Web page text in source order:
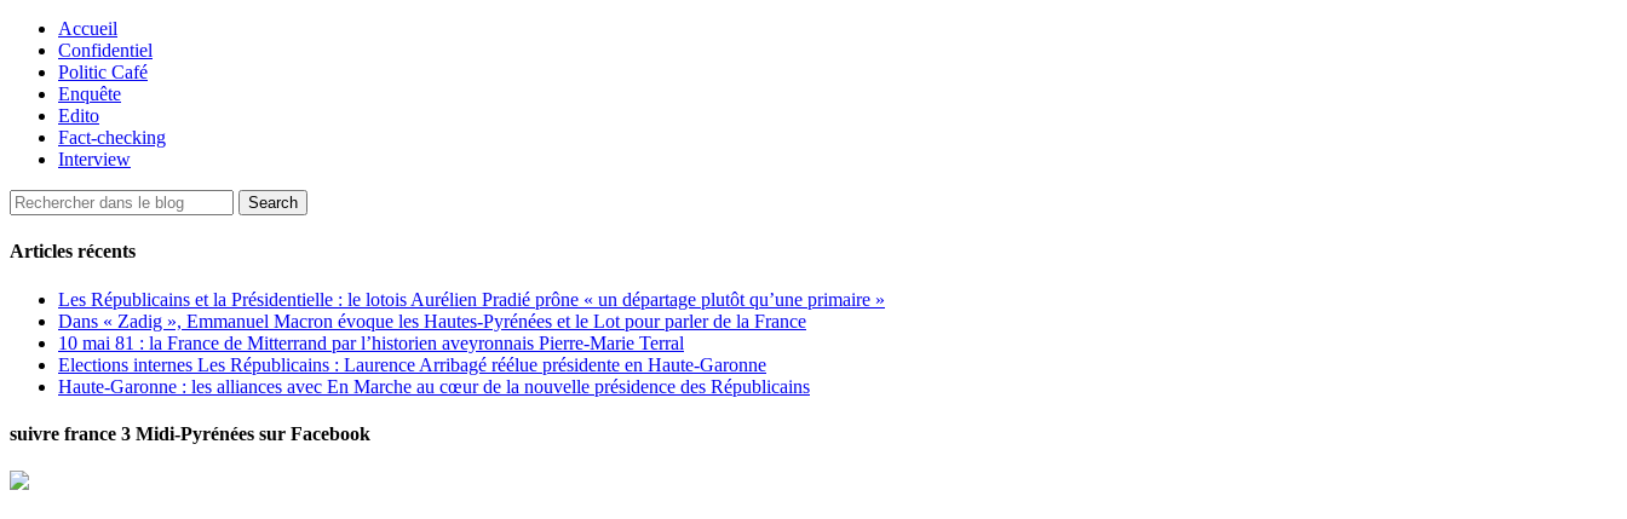
Accueil
Confidentiel
Politic Café
Enquête
Edito
Fact-checking
Interview
Articles récents
Les Républicains et la Présidentielle : le lotois Aurélien Pradié prône « un départage plutôt qu’une primaire »
Dans « Zadig », Emmanuel Macron évoque les Hautes-Pyrénées et le Lot pour parler de la France
10 mai 81 : la France de Mitterrand par l’historien aveyronnais Pierre-Marie Terral
Elections internes Les Républicains : Laurence Arribagé réélue présidente en Haute-Garonne
Haute-Garonne : les alliances avec En Marche au cœur de la nouvelle présidence des Républicains
suivre france 3 Midi-Pyrénées sur Facebook